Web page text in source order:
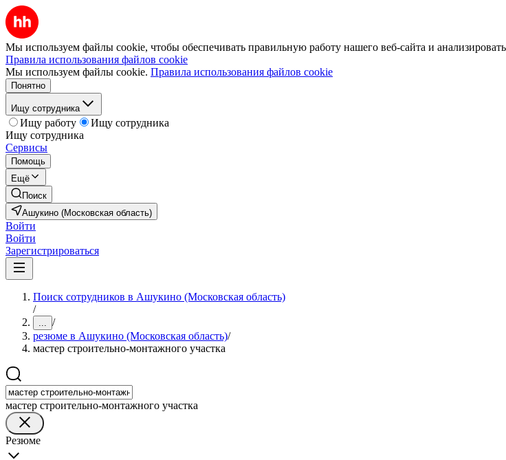
Мы используем файлы cookie, чтобы обеспечивать правильную работу нашего веб-сайта и
Правила использования файлов cookie
Мы используем файлы cookie. Правила использования файлов cookie
Понятно
Ищу сотрудника
Ищу работу
Ищу сотрудника
Ищу сотрудника
Сервисы
Помощь
Ещё
Поиск
Ашукино (Московская область)
Войти
Войти
Зарегистрироваться
Поиск сотрудников в Ашукино (Московская область)
/
... /
резюме в Ашукино (Московская область)/
мастер строительно-монтажного участка
мастер строительно-монтажного участка
Резюме